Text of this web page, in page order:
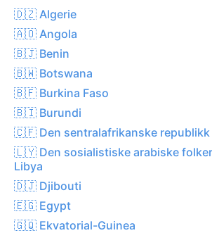
🇩🇿 Algerie
🇦🇴 Angola
🇧🇯 Benin
🇧🇼 Botswana
🇧🇫 Burkina Faso
🇧🇮 Burundi
🇨🇫 Den sentralafrikanske republikk
🇱🇾 Den sosialistiske arabiske
Libya
🇩🇯 Djibouti
🇪🇬 Egypt
🇬🇶 Ekvatorial-Guinea